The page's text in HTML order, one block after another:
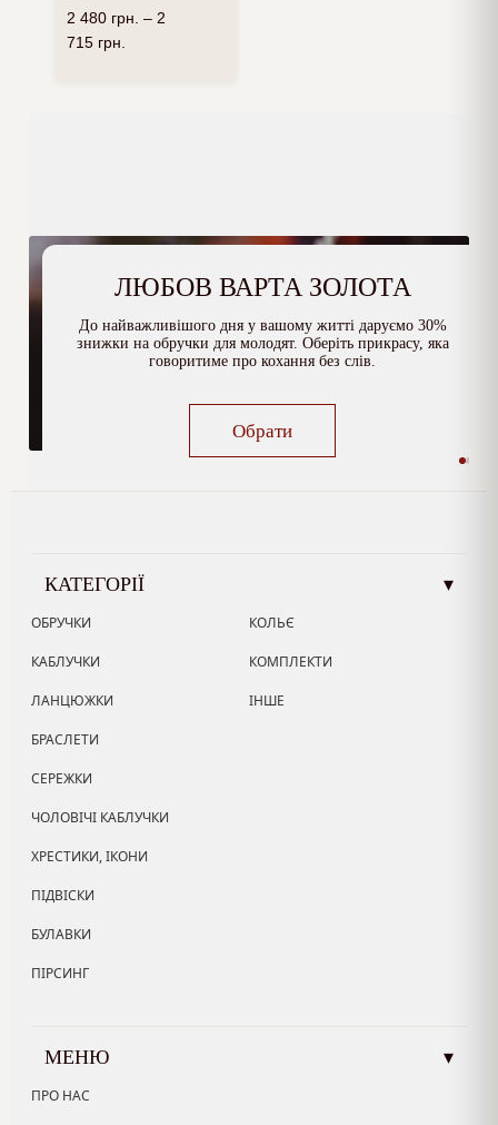
2 480 грн. – 2
715 грн.
ЛЮБОВ ВАРТА ЗОЛОТА
До найважливішого дня у вашому житті даруємо 30%
знижки на обручки для молодят. Оберіть прикрасу, яка
говоритиме про кохання без слів.
Обрати
КАТЕГОРІЇ ▾
ОБРУЧКИ
КАБЛУЧКИ
ЛАНЦЮЖКИ
БРАСЛЕТИ
СЕРЕЖКИ
ЧОЛОВІЧІ КАБЛУЧКИ
ХРЕСТИКИ, ІКОНИ
ПІДВІСКИ
БУЛАВКИ
ПІРСИНГ
КОЛЬЄ
КОМПЛЕКТИ
ІНШЕ
МЕНЮ ▾
ПРО НАС